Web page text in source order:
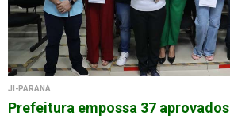
JI-PARANÁ
Prefeitura empossa 37